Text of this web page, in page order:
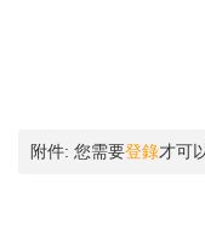
附件: 您需要登錄才可